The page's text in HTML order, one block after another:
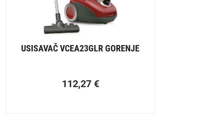
USISAVAČ VCEA23GLR GORENJE
112,27 €